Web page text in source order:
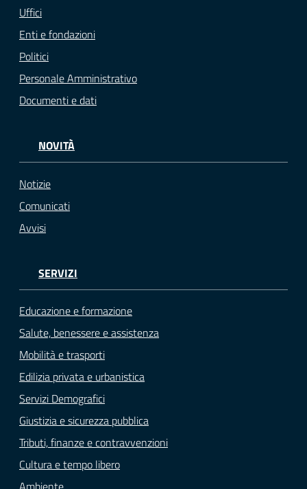
Uffici
Enti e fondazioni
Politici
Personale Amministrativo
Documenti e dati
NOVITÀ
Notizie
Comunicati
Avvisi
SERVIZI
Educazione e formazione
Salute, benessere e assistenza
Mobilità e trasporti
Edilizia privata e urbanistica
Servizi Demografici
Giustizia e sicurezza pubblica
Tributi, finanze e contravvenzioni
Cultura e tempo libero